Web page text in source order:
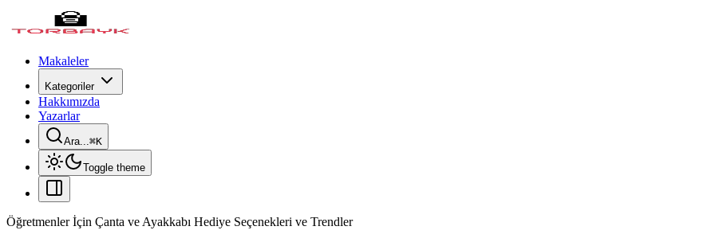
Makaleler
Kategoriler
Hakkımızda
Yazarlar
Ara...⌘K
Toggle theme
Öğretmenler İçin Çanta ve Ayakkabı Hediye Seçenekleri ve Trendler